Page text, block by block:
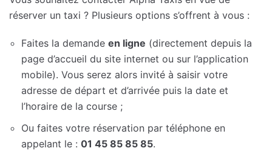
réserver un taxi ? Plusieurs options s’offrent à vous :
Faites la demande en ligne (directement depuis la
page d’accueil du site internet ou sur l’application
mobile). Vous serez alors invité à saisir votre
adresse de départ et d’arrivée puis la date et
l’horaire de la course ;
Ou faites votre réservation par téléphone en
appelant le : 01 45 85 85 85.